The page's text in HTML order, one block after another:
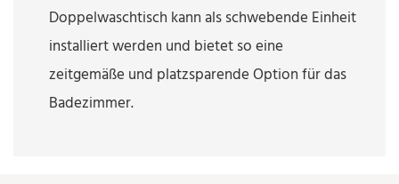
Doppelwaschtisch kann als schwebende Einheit
installiert werden und bietet so eine
zeitgemäße und platzsparende Option für das
Badezimmer.